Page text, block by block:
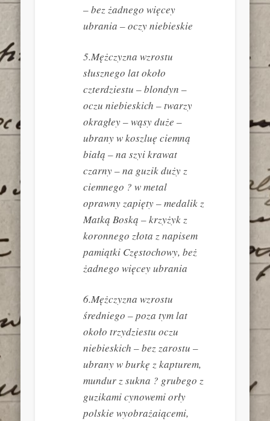
– bez żadnego więcey
ubrania – oczy niebieskie
5.Mężczyzna wzrostu
słusznego lat około
czterdziestu – blondyn –
oczu niebieskich – twarzy
okragłey – wąsy duże –
ubrany w koszluę ciemną
białą – na szyi krawat
czarny – na guzik duży z
ciemnego ? w metal
oprawny zapięty – medalik z
Matką Boską – krzyżyk z
koronnego złota z napisem
pamiątki Częstochowy, beż
żadnego więcey ubrania
6.Mężczyzna wzrostu
średniego – poza tym lat
około trzydziestu oczu
niebieskich – bez zarostu –
ubrany w burkę z kapturem,
mundur z sukna ? grubego z
guzikami cynowemi orły
polskie wyobrażaiącemi,